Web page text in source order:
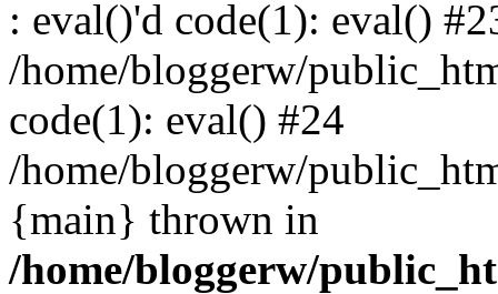
: eval()'d code(1): eval()
/home/bloggerw/
code(1): eval() #24
/home/bloggerw/
{main} thrown in
/home/bloggerw/